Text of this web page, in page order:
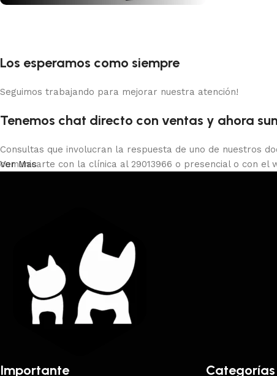
Ver Mas
Los esperamos como siempre
Seguimos trabajando para mejorar nuestra atención!
Tenemos chat directo con ventas y ahora
Consultas que involucran la respuesta de uno de nuestros
comunicarte con la clínica al 29013966 o presencial o con el
Ver Mas
Importante Categorías